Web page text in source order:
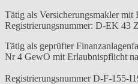
Tätig als Versicherungsmakler
Registrierungsnummer: D-EK 43
Tätig als geprüfter
Nr 4 GewO mit Erlaubnispflicht
Registrierungsnummer D-F-155-